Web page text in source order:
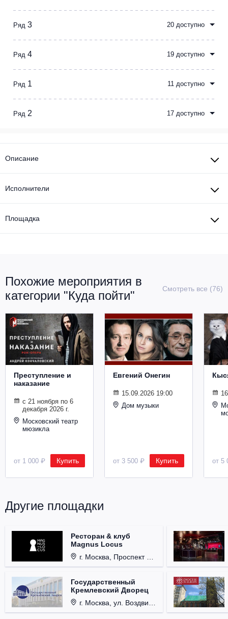
Ряд 3 20 доступно
Ряд 4 19 доступно
Ряд 1 11 доступно
Ряд 2 17 доступно
Описание
Исполнители
Площадка
Похожие мероприятия в
категории "Куда пойти"
Смотреть все (76)
Преступление и
наказание
с 21 ноября по 6
декабря 2026 г.
Московский театр
мюзикла
от 1 000 ₽ Купить
Евгений Онегин
15.09.2026 19:00
Дом музыки
от 3 500 ₽ Купить от 5
Другие площадки
Ресторан & клуб
Magnus Locus
г. Москва, Проспект Мира, д. 12, стр. 9.
Государственный
Кремлевский Дворец
г. Москва, ул. Воздвиженка, д. 1, Кремль.